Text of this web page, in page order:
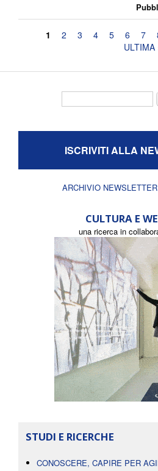
Pagine
1 2 3 4 5 6 7
ULTIMA
ISCRIVITI ALLA
ARCHIVIO
CULTURA E
una ricerca in
STUDI E RICERCHE
CONOSCERE, CAPIRE PER